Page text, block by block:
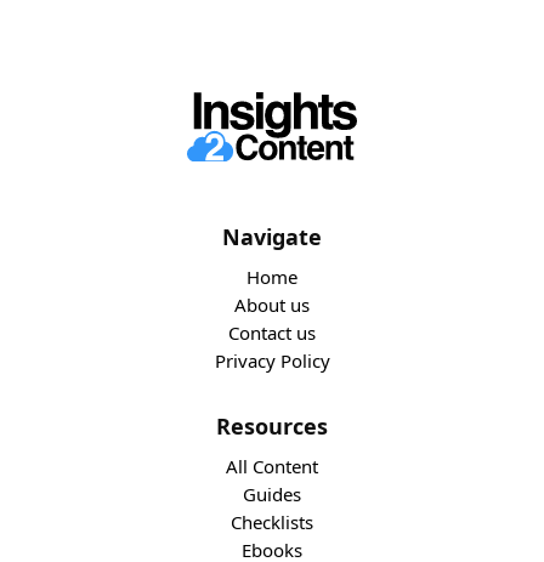
Navigate
Home
About us
Contact us
Privacy Policy
Resources
All Content
Guides
Checklists
Ebooks